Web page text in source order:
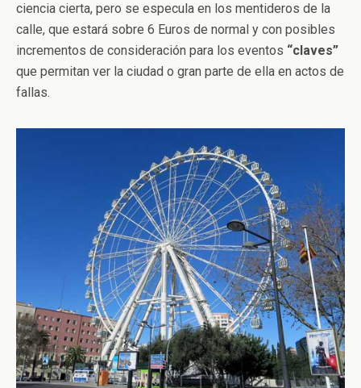
ciencia cierta, pero se especula en los mentideros de la
calle, que estará sobre 6 Euros de normal y con posibles
incrementos de consideración para los eventos “claves”
que permitan ver la ciudad o gran parte de ella en actos de
fallas.